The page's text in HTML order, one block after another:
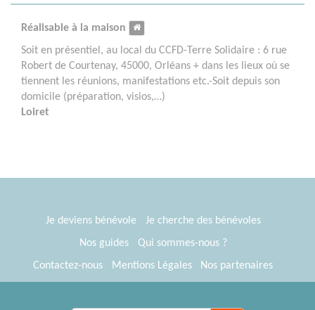
Réalisable à la maison
Soit en présentiel, au local du CCFD-Terre Solidaire : 6 rue
Robert de Courtenay, 45000, Orléans + dans les lieux où se
tiennent les réunions, manifestations etc.-Soit depuis son
domicile (préparation, visios,…)
Loiret
Je deviens bénévole
Je cherche des bénévoles
Nos guides
Qui sommes-nous ?
Contactez-nous
Mentions Légales
Nos partenaires